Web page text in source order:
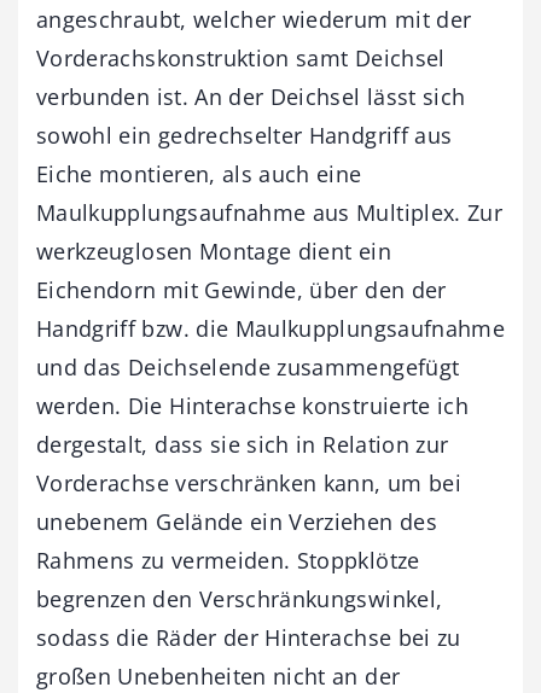
angeschraubt, welcher wiederum mit der
Vorderachskonstruktion samt Deichsel
verbunden ist. An der Deichsel lässt sich
sowohl ein gedrechselter Handgriff aus
Eiche montieren, als auch eine
Maulkupplungsaufnahme aus Multiplex. Zur
werkzeuglosen Montage dient ein
Eichendorn mit Gewinde, über den der
Handgriff bzw. die Maulkupplungsaufnahme
und das Deichselende zusammengefügt
werden. Die Hinterachse konstruierte ich
dergestalt, dass sie sich in Relation zur
Vorderachse verschränken kann, um bei
unebenem Gelände ein Verziehen des
Rahmens zu vermeiden. Stoppklötze
begrenzen den Verschränkungswinkel,
sodass die Räder der Hinterachse bei zu
großen Unebenheiten nicht an der